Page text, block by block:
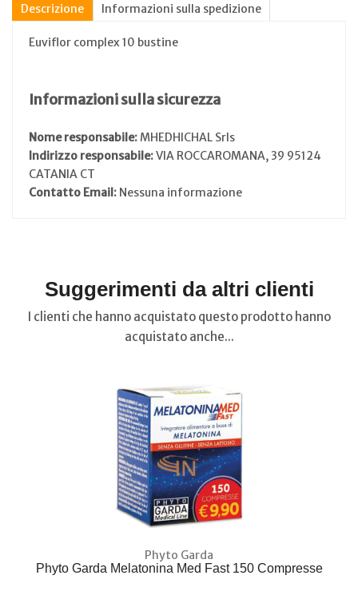
Descrizione Informazioni sulla spedizione
Euviflor complex 10 bustine
Informazioni sulla sicurezza
Nome responsabile:MHEDHICHAL Srls
Indirizzo responsabile:VIA ROCCAROMANA, 39 95124
CATANIA CT
Contatto Email: Nessuna informazione
Suggerimenti da altri clienti
I clienti che hanno acquistato questo prodotto hanno
acquistato anche...
Phyto Garda
Phyto Garda Melatonina Med Fast 150 Compresse